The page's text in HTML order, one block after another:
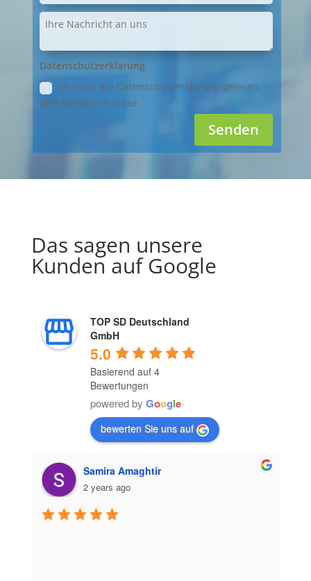
Datenschutzerklärung
Ich habe die Datenschutzerklärung gelesen
und akzeptiere diese.
Senden
Das sagen unsere
Kunden auf Google
TOP SD Deutschland
GmbH
5.0
Basierend auf 4
Bewertungen
powered by Google
bewerten Sie uns auf
Samira Amaghtir
2 years ago